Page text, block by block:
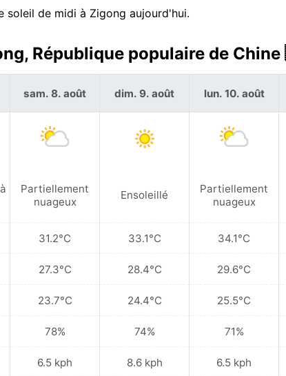
soleil de midi à Zigong aujourd'hui.
République populaire de
sam. 8. août
Partiellement
nuageux
31.2°C
27.3°C
23.7°C
78%
6.5 kph
dim. 9. août
Ensoleillé
33.1°C
28.4°C
24.4°C
74%
8.6 kph
lun. 10. août
Partiellement
nuageux
34.1°C
29.6°C
25.5°C
71%
6.5 kph